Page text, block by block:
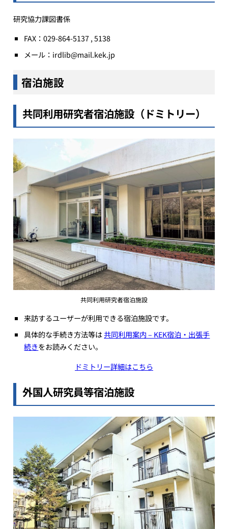
研究協力課図書係
FAX：029-864-5137 , 5138
メール：irdlib@mail.kek.jp
宿泊施設
共同利用研究者宿泊施設（ドミトリー）
共同利用研究者宿泊施設
来訪するユーザーが利用できる宿泊施設です。
具体的な手続き方法等は共同利用案内 – KEK宿泊・出張手
続きをお読みください。
ドミトリー詳細はこちら
外国人研究員等宿泊施設